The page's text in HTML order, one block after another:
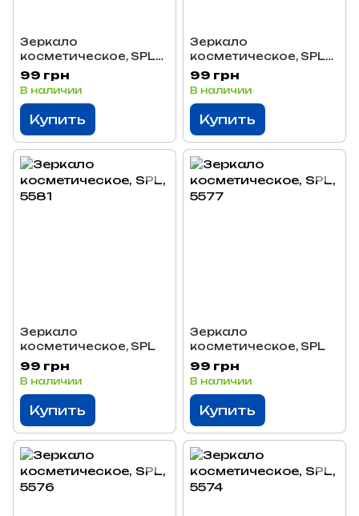
Зеркало
косметическое, SPL
5575
99 грн
В наличии
Купить
Зеркало
косметическое, SPL
5579
99 грн
В наличии
Купить
Зеркало
косметическое, SPL
99 грн
В наличии
Купить
Зеркало
косметическое, SPL
99 грн
В наличии
Купить